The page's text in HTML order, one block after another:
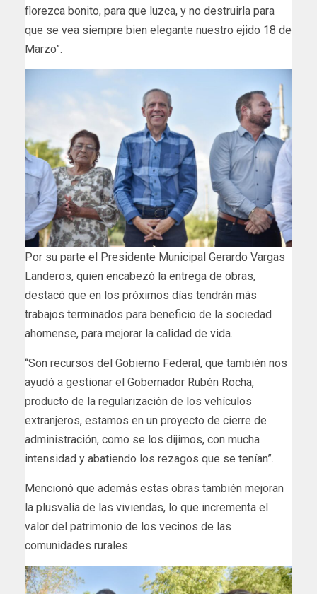
florezca bonito, para que luzca, y no destruirla para
que se vea siempre bien elegante nuestro ejido 18 de
Marzo”.
Por su parte el Presidente Municipal Gerardo Vargas
Landeros, quien encabezó la entrega de obras,
destacó que en los próximos días tendrán más
trabajos terminados para beneficio de la sociedad
ahomense, para mejorar la calidad de vida.
“Son recursos del Gobierno Federal, que también nos
ayudó a gestionar el Gobernador Rubén Rocha,
producto de la regularización de los vehículos
extranjeros, estamos en un proyecto de cierre de
administración, como se los dijimos, con mucha
intensidad y abatiendo los rezagos que se tenían”.
Mencionó que además estas obras también mejoran
la plusvalía de las viviendas, lo que incrementa el
valor del patrimonio de los vecinos de las
comunidades rurales.